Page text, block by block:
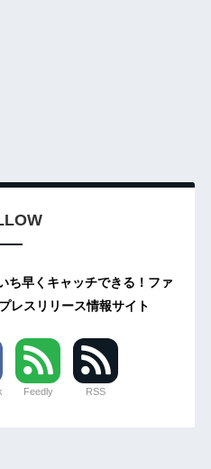
ち早くキャッチできる！ファ
レスリリース情報サイト
Feedly RSS